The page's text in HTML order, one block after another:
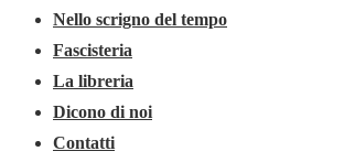
Nello scrigno del tempo
Fascisteria
La libreria
Dicono di noi
Contatti